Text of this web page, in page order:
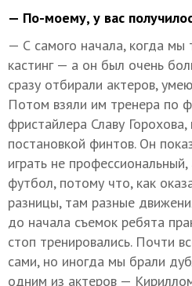
— По-моему, у вас
— С самого начала, когда мы
кастинг — а он был очень
сразу отбирали актеров,
Потом взяли им тренера по
фристайлера Славу
постановкой финтов. Он
играть не
футбол, потому что, как
разницы, там разные
до начала съемок ребята
стоп тренировались. Почти
сами, но иногда мы брали
одним из актеров —